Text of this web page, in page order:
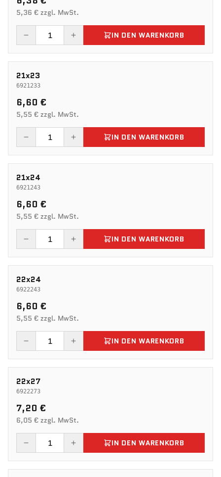
5,36 € zzgl. MwSt.
IN DEN WARENKORB
21x23
6921233
6,60 €
5,55 € zzgl. MwSt.
IN DEN WARENKORB
21x24
6921243
6,60 €
5,55 € zzgl. MwSt.
IN DEN WARENKORB
22x24
6922243
6,60 €
5,55 € zzgl. MwSt.
IN DEN WARENKORB
22x27
6922273
7,20 €
6,05 € zzgl. MwSt.
IN DEN WARENKORB